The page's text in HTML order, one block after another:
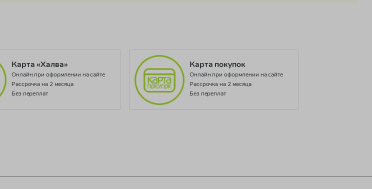
Карта «Халва»
Онлайн при оформлении на сайте
Рассрочка на 2 месяца
Без переплат
Карта покупок
Онлайн при оформлении на сайте
Рассрочка на 2 месяца
Без переплат